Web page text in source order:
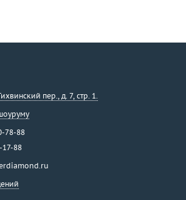
пер., д. 7, стр. 1.
78-88
17-88